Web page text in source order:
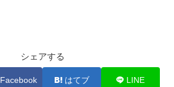
シェアする
Facebook はてブ LINE